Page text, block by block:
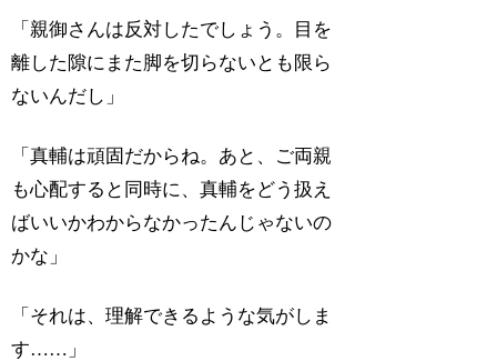
「親御さんは反対したでしょう。目を
離した隙にまた脚を切らないとも限ら
ないんだし」
「真輔は頑固だからね。あと、ご両親
も心配すると同時に、真輔をどう扱え
ばいいかわからなかったんじゃないの
かな」
「それは、理解できるような気がしま
す……」